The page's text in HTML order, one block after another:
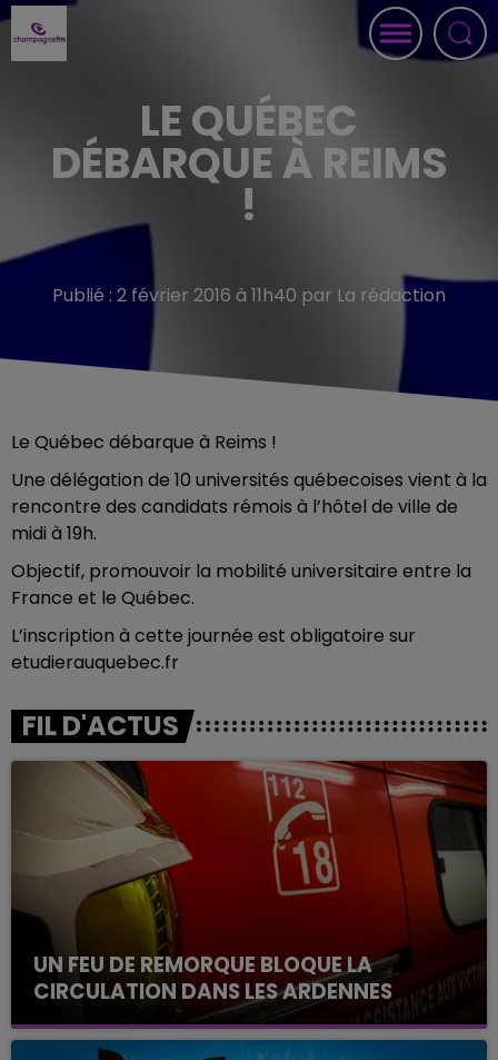
LE QUÉBEC
DÉBARQUE À REIMS
!
Publié : 2 février 2016 à 11h40 par La rédaction
Le Québec débarque à Reims !
Une délégation de 10 universités québecoises vient à la
rencontre des candidats rémois à l’hôtel de ville de
midi à 19h.
Objectif, promouvoir la mobilité universitaire entre la
France et le Québec.
L’inscription à cette journée est obligatoire sur
etudierauquebec.fr
FIL D'ACTUS
UN FEU DE REMORQUE BLOQUE LA
CIRCULATION DANS LES ARDENNES
Un feu de remorque s'est déclaré ce mercredi en
fin de matinée sur l'A34.